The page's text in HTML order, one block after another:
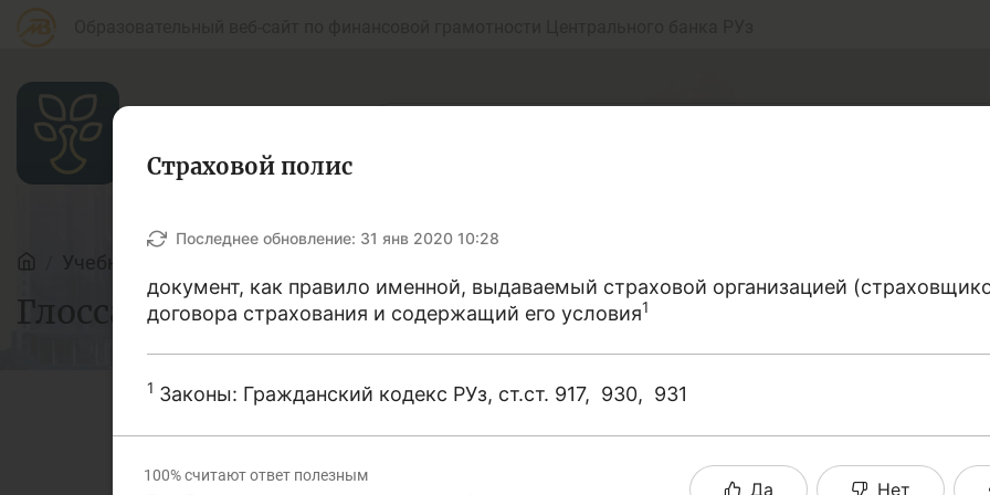
Для банковских
агентов
Деньги
Учебные материалы
Глоссарий
В этом словаре мы постарались собрать точные определения терминов,
Страховой полис
Последнее обновление: 31 янв 2020 10:28
документ, как правило именной, выдаваемый страховой организацией
договора страхования и содержащий его условия1
1 Законы: Гражданский кодекс РУз, ст.ст. 917, 930, 931
100%считают ответ полезным
Да Нет